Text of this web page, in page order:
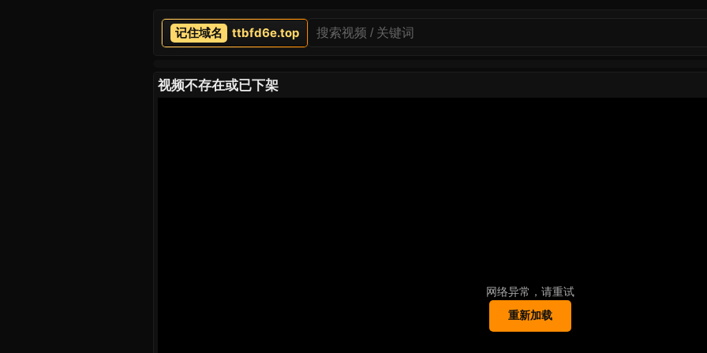
ttbfd6e.top
视频不存在或已下架
网络异常，请重试
重新加载